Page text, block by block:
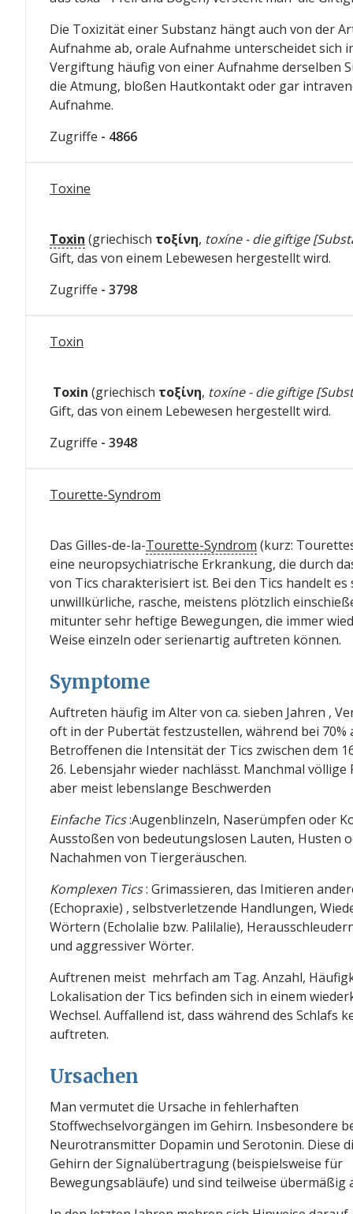
Die Toxizität einer Substanz hängt auch von der
Aufnahme ab, orale Aufnahme unterscheidet sich
Vergiftung häufig von einer Aufnahme derselben
die Atmung, bloßen Hautkontakt oder gar
Aufnahme.
Zugriffe - 4866
Toxine
Toxin (griechisch τοξίνη, toxíne - die giftige
Gift, das von einem Lebewesen hergestellt wird.
Zugriffe - 3798
Toxin
Toxin (griechisch τοξίνη, toxíne - die giftige
Gift, das von einem Lebewesen hergestellt wird.
Zugriffe - 3948
Tourette-Syndrom
Das Gilles-de-la-Tourette-Syndrom (kurz:
eine neuropsychiatrische Erkrankung, die durch
von Tics charakterisiert ist. Bei den Tics handelt es
unwillkürliche, rasche, meistens plötzlich
mitunter sehr heftige Bewegungen, die immer
Weise einzeln oder serienartig auftreten können.
Symptome
Auftreten häufig im Alter von ca. sieben Jahren ,
oft in der Pubertät festzustellen, während bei 70%
Betroffenen die Intensität der Tics zwischen dem
26. Lebensjahr wieder nachlässt. Manchmal völlige
aber meist lebenslange Beschwerden
Einfache Tics:Augenblinzeln, Naserümpfen oder
Ausstoßen von bedeutungslosen Lauten, Husten
Nachahmen von Tiergeräuschen.
Komplexen Tics: Grimassieren, das Imitieren
(Echopraxie) , selbstverletzende Handlungen,
Wörtern (Echolalie bzw. Palilalie),
und aggressiver Wörter.
Auftrenen meist mehrfach am Tag. Anzahl,
Lokalisation der Tics befinden sich in einem
Wechsel. Auffallend ist, dass während des Schlafs
auftreten.
Ursachen
Man vermutet die Ursache in fehlerhaften
Stoffwechselvorgängen im Gehirn. Insbesondere
Neurotransmitter Dopamin und Serotonin. Diese
Gehirn der Signalübertragung (beispielsweise für
Bewegungsabläufe) und sind teilweise übermäßig